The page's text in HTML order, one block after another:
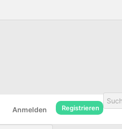
Anmelden Registrieren